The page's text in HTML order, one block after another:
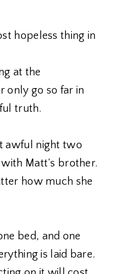
hopeless thing in
at the
only go so far in
truth.
awful night two
Matt’s brother.
how much she
bed, and one
is laid bare.